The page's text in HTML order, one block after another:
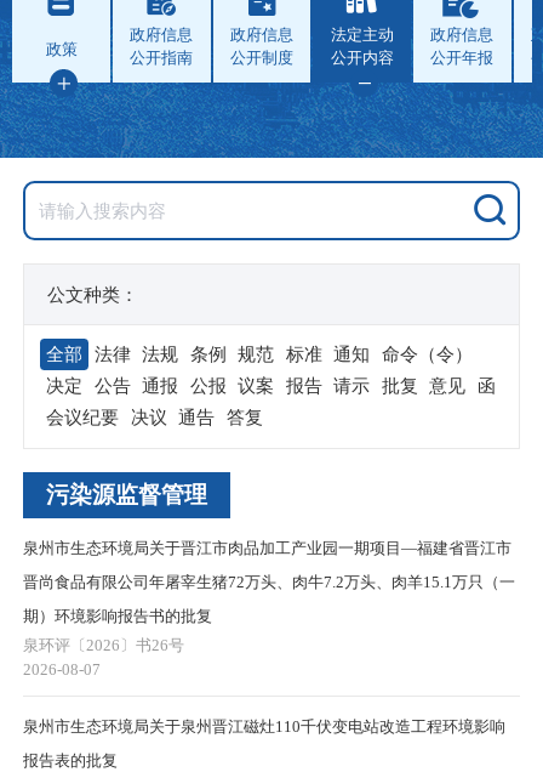
政策
政府信息
公开指南
政府信息
公开制度
法定主动
公开内容
政府信息
公开年报
公文种类：
全部 法律 法规 条例 规范 标准 通知
命令（令）
决定
公告 通报 公报 议案 报告 请示 批复 意见
函
会议纪要 决议 通告 答复
污染源监督管理
泉州市生态环境局关于晋江市肉品加工产业园一期项目—福建省晋江市
晋尚食品有限公司年屠宰生猪72万头、肉牛7.2万头、肉羊15.1万只（一
期）环境影响报告书的批复
泉环评〔2026〕书26号
2026-08-07
泉州市生态环境局关于泉州晋江磁灶110千伏变电站改造工程环境影响
报告表的批复